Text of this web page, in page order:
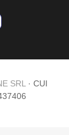
SRL· CUI